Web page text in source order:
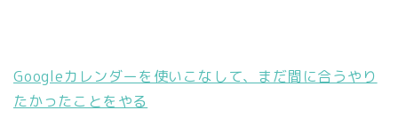
Googleカレンダーを使いこなして、まだ間に合うやり
たかったことをやる